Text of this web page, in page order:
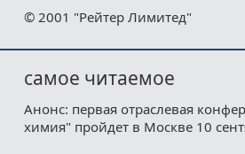
© 2001 "Рейтер Лимитед"
самое читаемое
Анонс: первая отраслевая
химия" пройдет в Москве 10